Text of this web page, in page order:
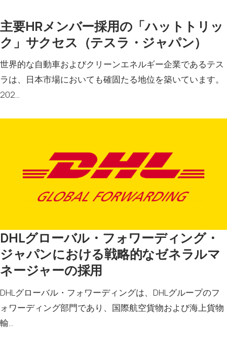
主要HRメンバー採用の「ハットトリッ
ク」サクセス（テスラ・ジャパン）
世界的な自動車およびクリーンエネルギー企業であるテス
ラは、日本市場においても確固たる地位を築いています。
202…
DHLグローバル・フォワーディング・
ジャパンにおける戦略的なゼネラルマ
ネージャーの採用
DHLグローバル・フォワーディングは、DHLグループのフ
ォワーディング部門であり、国際航空貨物および海上貨物
輸…